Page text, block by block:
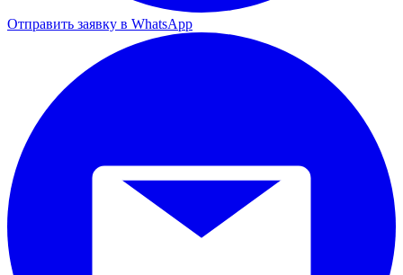
Отправить заявку в WhatsApp